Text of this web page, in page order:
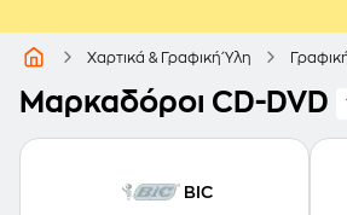
Χαρτικά & Γραφική Ύλη
Μαρκαδόροι CD-DVD
BIC